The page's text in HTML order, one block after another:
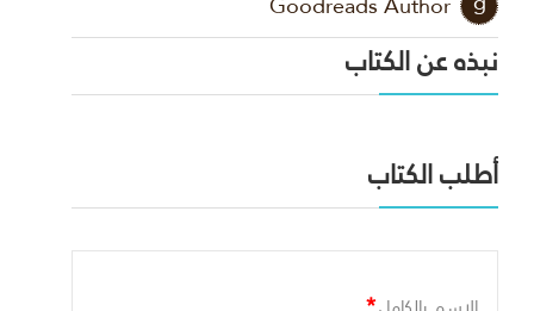
نبذه عن الكتاب
أطلب الكتاب